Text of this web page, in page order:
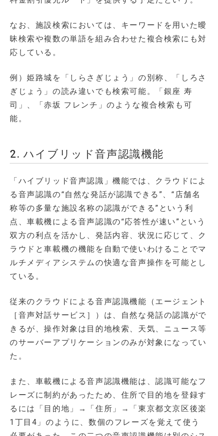
なお、施設検索においては、キーワードを用いた曖
昧検索や複数の単語を組み合わせた複合検索にも対
応している。
例）姫路城を「しらさぎじょう」の別称、「しろさ
ぎじょう」の読み違いでも検索可能。「銀座 寿
司」、「赤坂 フレンチ」のような複合検索も可
能。
2. ハイブリッド音声認識機能
「ハイブリッド音声認識」機能では、クラウドによ
る音声認識の“自然な発話が認識できる”、“店舗名
称等の多量な施設名称の認識ができる”という利
点、車載機による音声認識の“応答性が速い”という
双方の利点を活かし、発話内容、状況に応じて、ク
ラウドと車載機の機能を自動で使いわけることでマ
ルチメディアシステムの快適な音声操作を可能とし
ている。
従来のクラウドによる音声認識機能（エージェント
［音声対話サービス］）は、自然な発話の認識がで
きるが、操作対象は目的地検索、天気、ニュース等
のサーバーアプリケーションのみが対象になってい
た。
また、車載機による音声認識機能は、認識可能なフ
レーズに制約があったため、住所で目的地を登録す
るには「目的地」→「住所」→「東京都文京区後楽
1丁目4」のように、数個のフレーズを覚えて使う